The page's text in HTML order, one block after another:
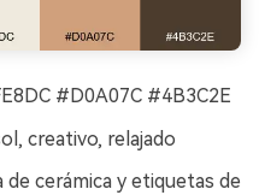
#D0A07C #4B3C2E
creativo, relajado
de cerámica y etiquetas de